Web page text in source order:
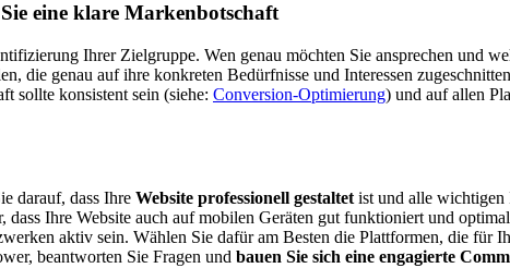
eine klare Markenbotschaft
Ihrer Zielgruppe. Wen genau möchten Sie ansprechen und
die genau auf ihre konkreten Bedürfnisse und Interessen
sollte konsistent sein (siehe: Conversion-Optimierung) und auf allen
darauf, dass Ihre Website professionell gestaltet ist und alle
dass Ihre Website auch auf mobilen Geräten gut funktioniert und
aktiv sein. Wählen Sie dafür am Besten die Plattformen, die für
beantworten Sie Fragen und bauen Sie sich eine engagierte